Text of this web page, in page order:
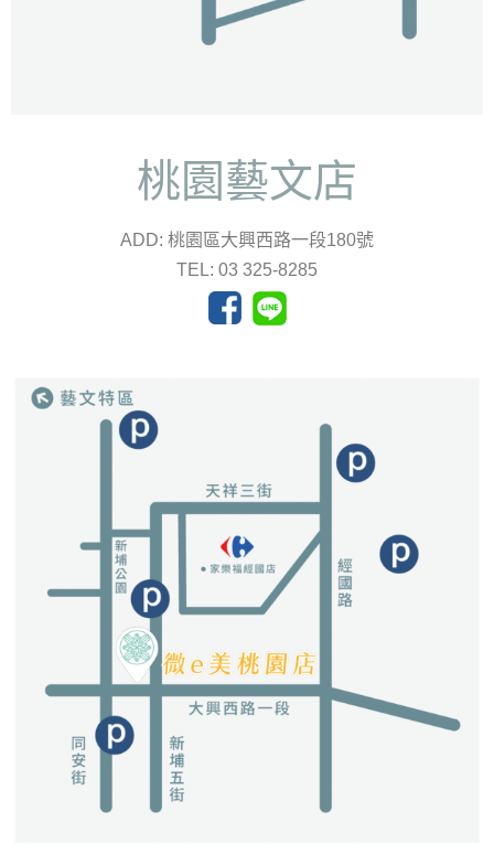
桃園藝文店
ADD: 桃園區大興西路一段180號
TEL: 03 325-8285